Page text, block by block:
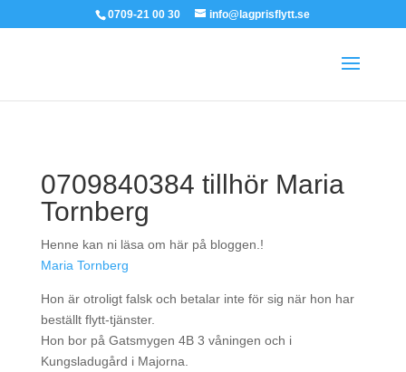
0709-21 00 30 info@lagprisflytt.se
0709840384 tillhör Maria
Tornberg
Henne kan ni läsa om här på bloggen.!
Maria Tornberg
Hon är otroligt falsk och betalar inte för sig när hon har
beställt flytt-tjänster.
Hon bor på Gatsmygen 4B 3 våningen och i
Kungsladugård i Majorna.